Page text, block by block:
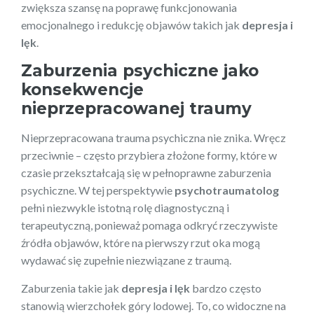
zwiększa szansę na poprawę funkcjonowania
emocjonalnego i redukcję objawów takich jak depresja i
lęk
Zaburzenia psychiczne jako
konsekwencje
nieprzepracowanej traumy
Nieprzepracowana trauma psychiczna nie znika. Wręcz
przeciwnie – często przybiera złożone formy, które w
czasie przekształcają się w pełnoprawne zaburzenia
psychiczne. W tej perspektywie psychotraumatolog
pełni niezwykle istotną rolę diagnostyczną i
terapeutyczną, ponieważ pomaga odkryć rzeczywiste
źródła objawów, które na pierwszy rzut oka mogą
wydawać się zupełnie niezwiązane z traumą.
Zaburzenia takie jak depresja i lęk bardzo często
stanowią wierzchołek góry lodowej. To, co widoczne na